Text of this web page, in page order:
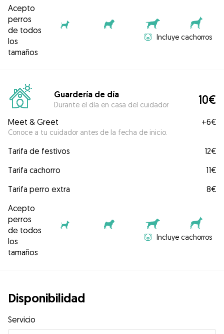
Acepto
perros
de todos
los
tamaños
Incluye cachorros
Guardería de día
Durante el día en casa del cuidador 10€
Meet & Greet
Conoce a tu cuidador antes de la fecha de inicio.
+6€
Tarifa de festivos
12€
Tarifa cachorro
11€
Tarifa perro extra
8€
Acepto
perros
de todos
los
tamaños
Incluye cachorros
Disponibilidad
Servicio